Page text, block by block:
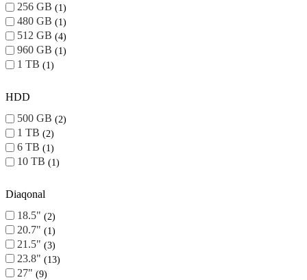
256 GB 1
480 GB 1
512 GB 4
960 GB 1
1 TB 1
HDD
500 GB
2
1 TB 2
6 TB 1
10 TB 1
Diaqonal
18.5"
2
20.7" 1
21.5" 3
23.8" 13
27" 9